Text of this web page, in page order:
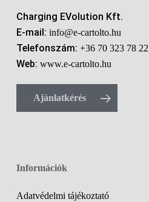
Charging EVolution Kft.
E-mail: info@e-cartolto.hu
Telefonszám: +36 70 323 78 22
Web: www.e-cartolto.hu
Ajánlatkérés
Információk
Adatvédelmi tájékoztató